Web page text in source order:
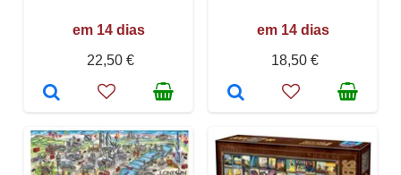
em 14 dias
22,50 €
em 14 dias
18,50 €